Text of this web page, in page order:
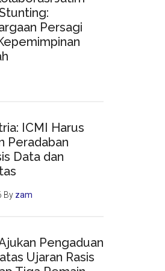
Persagi
ICMI Harus
Peradaban
Data dan
By zam
Pengaduan
Ujaran Rasis